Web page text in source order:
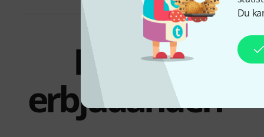
Du
Paket och
erbjudanden